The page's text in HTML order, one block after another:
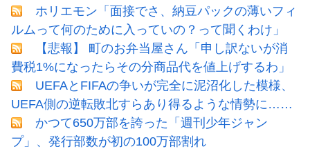
ホリエモン「面接でさ、納豆パックの薄いフィ
ルムって何のために入っていの？って聞くわけ」
【悲報】 町のお弁当屋さん「申し訳ないが消
費税1%になったらその分商品代を値上げするわ」
UEFAとFIFAの争いが完全に泥沼化した模様、
UEFA側の逆転敗北すらあり得るような情勢に……
かつて650万部を誇った「週刊少年ジャン
プ」、発行部数が初の100万部割れ